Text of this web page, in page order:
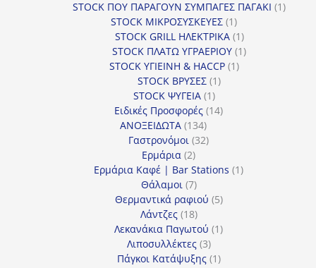
προϊόν
STOCK ΠΟΥ ΠΑΡΑΓΟΥΝ ΣΥΜΠΑΓΕΣ ΠΑΓΑΚΙ 11
STOCK ΜΙΚΡΟΣΥΣΚΕΥΕΣ 11
προϊόν
STOCK GRILL ΗΛΕΚΤΡΙΚΑ 11
προϊόν
STOCK ΠΛΑΤΩ ΥΓΡΑΕΡΙΟΥ 11
STOCK ΥΓΙΕΙΝΗ & HACCP 11
STOCK ΒΡΥΣΕΣ 11
STOCK ΨΥΓΕΙΑ 11
προϊόν
Ειδικές Προσφορές 1414
ΑΝΟΞΕΙΔΩΤΑ 134134
προϊόντα
Γαστρονόμοι 3232
Ερμάρια 22
προϊόντα
Ερμάρια Καφέ | Bar Stations 11
Θάλαμοι 77
προϊόντα
Θερμαντικά ραφιού 55
Λάντζες 1818
προϊόντα
Λεκανάκια Παγωτού 11
Λιποσυλλέκτες 33
προϊόντα
Πάγκοι Κατάψυξης 11